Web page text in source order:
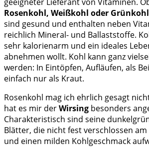
Rosenkohl, Weißkohl oder Grünkohl
sind gesund und enthalten neben
reichlich Mineral- und Ballaststoffe.
sehr kalorienarm und ein ideales
abnehmen wollt. Kohl kann ganz
werden: In Eintöpfen, Aufläufen, als
einfach nur als Kraut.
Rosenkohl mag ich ehrlich gesagt
hat es mir derWirsing besonders
Charakteristisch sind seine
Blätter, die nicht fest verschlossen
und einen milden Kohlgeschmack